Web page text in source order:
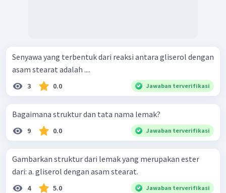
Senyawa yang terbentuk dari reaksi antara gliserol dengan
asam stearat adalah ....
3 0.0 Jawaban terverifikasi
Bagaimana struktur dan tata nama lemak?
9 0.0 Jawaban terverifikasi
Gambarkan struktur dari lemak yang merupakan ester
dari: a. gliserol dengan asam stearat.
4 5.0 Jawaban terverifikasi